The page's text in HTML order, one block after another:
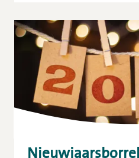
Nieuwjaarsborrel